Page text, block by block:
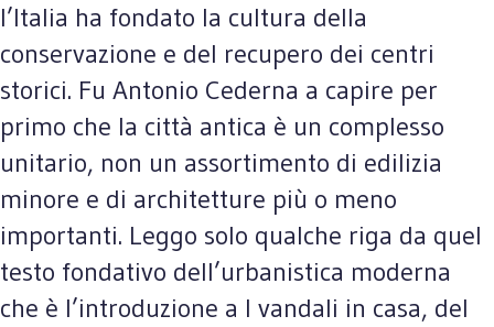
l’Italia ha fondato la cultura della
conservazione e del recupero dei centri
storici. Fu Antonio Cederna a capire per
primo che la città antica è un complesso
unitario, non un assortimento di edilizia
minore e di architetture più o meno
importanti. Leggo solo qualche riga da quel
testo fondativo dell’urbanistica moderna
che è l’introduzione a I vandali in casa, del